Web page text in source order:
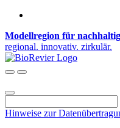
Modellregion für
regional. innovativ. zirkulär.
Hinweise zur